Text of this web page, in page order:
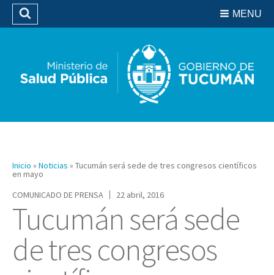
Biblioteca
MENU
Buscar
Inicio » Noticias » Tucumán será sede de tres congresos científicos
en mayo
COMUNICADO DE PRENSA
22 abril, 2016
Tucumán será sede
de tres congresos